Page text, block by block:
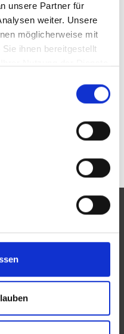
unsere Partner für
weiter. Unsere
möglicherweise mit
ihnen bereitgestellt
der Augenoptiker und
seine Mitglieder
und Landesinnungen